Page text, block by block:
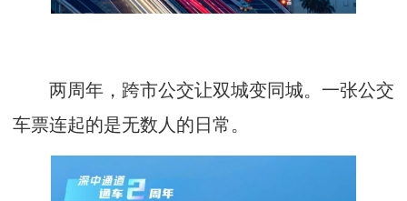
两周年，跨市公交让双城变同城。一张公交
车票连起的是无数人的日常。